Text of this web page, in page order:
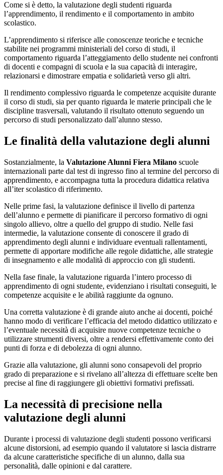
Come si è detto, la valutazione degli studenti riguarda
l’apprendimento, il rendimento e il comportamento in ambito
scolastico.
L’apprendimento si riferisce alle conoscenze teoriche e tecniche
stabilite nei programmi ministeriali del corso di studi, il
comportamento riguarda l’atteggiamento dello studente nei confronti
di docenti e compagni di scuola e la sua capacità di interagire,
relazionarsi e dimostrare empatia e solidarietà verso gli altri.
Il rendimento complessivo riguarda le competenze acquisite durante
il corso di studi, sia per quanto riguarda le materie principali che le
discipline trasversali, valutando il risultato ottenuto seguendo un
percorso di studi personalizzato dall’alunno stesso.
Le finalità della valutazione degli alunni
Sostanzialmente, la Valutazione Alunni Fiera Milano scuole
internazionali parte dal test di ingresso fino al termine del percorso di
apprendimento, e accompagna tutta la procedura didattica relativa
all’iter scolastico di riferimento.
Nelle prime fasi, la valutazione definisce il livello di partenza
dell’alunno e permette di pianificare il percorso formativo di ogni
singolo allievo, oltre a quello del gruppo di studio. Nelle fasi
intermedie, la valutazione consente di conoscere il grado di
apprendimento degli alunni e individuare eventuali rallentamenti,
permette di apportare modifiche alle regole didattiche, alle strategie
di insegnamento e alle modalità di approccio con gli studenti.
Nella fase finale, la valutazione riguarda l’intero processo di
apprendimento di ogni studente, evidenziano i risultati conseguiti, le
competenze acquisite e le abilità raggiunte da ognuno.
Una corretta valutazione è di grande aiuto anche ai docenti, poiché
hanno modo di verificare l’efficacia del metodo didattico utilizzato e
l’eventuale necessità di acquisire nuove competenze tecniche o
utilizzare strumenti diversi, oltre a rendersi effettivamente conto dei
punti di forza e di debolezza di ogni alunno.
Grazie alla valutazione, gli alunni sono consapevoli del proprio
grado di preparazione e si rivelano all’altezza di effettuare scelte ben
precise al fine di raggiungere gli obiettivi formativi prefissati.
La necessità di precisione nella
valutazione degli alunni
Durante i processi di valutazione degli studenti possono verificarsi
alcune distorsioni, ad esempio quando il valutatore si lascia distrarre
da alcune caratteristiche specifiche di un alunno, dalla sua
personalità, dalle opinioni e dal carattere.